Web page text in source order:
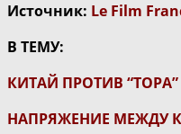
Источник: Le Film
В ТЕМУ:
КИТАЙ ПРОТИВ “ТОРА”
НАПРЯЖЕНИЕ МЕЖДУ